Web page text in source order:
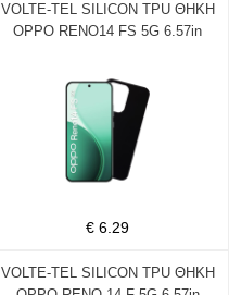
VOLTE-TEL SILICON TPU ΘΗΚΗ
OPPO RENO14 FS 5G 6.57in
€ 6.29
VOLTE-TEL SILICON TPU ΘΗΚΗ